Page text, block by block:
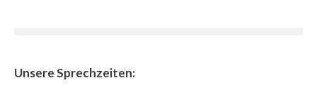
Unsere Sprechzeiten: